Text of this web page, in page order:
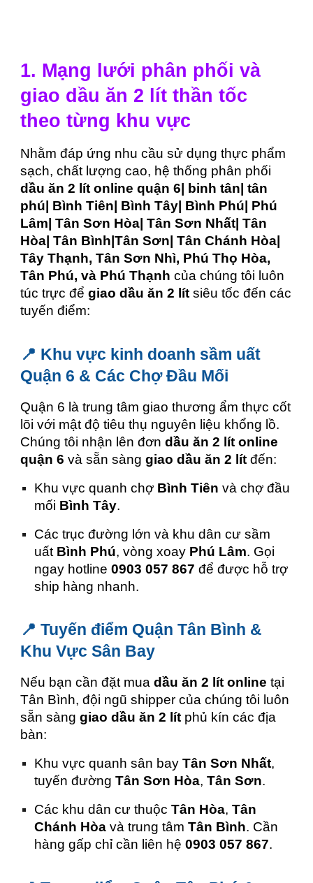
1. Mạng lưới phân phối và
giao dầu ăn 2 lít thần tốc
theo từng khu vực
Nhằm đáp ứng nhu cầu sử dụng thực phẩm
sạch, chất lượng cao, hệ thống phân phối
dầu ăn 2 lít online quận 6| binh tân| tân
phú| Bình Tiên| Bình Tây| Bình Phú| Phú
Lâm| Tân Sơn Hòa| Tân Sơn Nhất| Tân
Hòa| Tân Bình|Tân Sơn| Tân Chánh Hòa|
Tây Thạnh, Tân Sơn Nhì, Phú Thọ Hòa,
Tân Phú, và Phú Thạnh của chúng tôi luôn
túc trực đểgiao dầu ăn 2 lít siêu tốc đến các
tuyến điểm:
📍 Khu vực kinh doanh sầm uất
Quận 6 & Các Chợ Đầu Mối
Quận 6 là trung tâm giao thương ẩm thực cốt
lõi với mật độ tiêu thụ nguyên liệu khổng lồ.
Chúng tôi nhận lên đơndầu ăn 2 lít online
quận 6 và sẵn sànggiao dầu ăn 2 lít đến:
Khu vực quanh chợ Bình Tiên và chợ đầu
mối Bình Tây.
Các trục đường lớn và khu dân cư sầm
uất Bình Phú, vòng xoay Phú Lâm. Gọi
ngay hotline0903 057 867 để được hỗ trợ
ship hàng nhanh.
📍 Tuyến điểm Quận Tân Bình &
Khu Vực Sân Bay
Nếu bạn cần đặt muadầu ăn 2 lít online tại
Tân Bình, đội ngũ shipper của chúng tôi luôn
sẵn sànggiao dầu ăn 2 lít phủ kín các địa
bàn:
Khu vực quanh sân bayTân Sơn Nhất,
tuyến đườngTân Sơn Hòa,Tân Sơn.
Các khu dân cư thuộcTân Hòa,Tân
Chánh Hòa và trung tâmTân Bình. Cần
hàng gấp chỉ cần liên hệ0903 057 867.